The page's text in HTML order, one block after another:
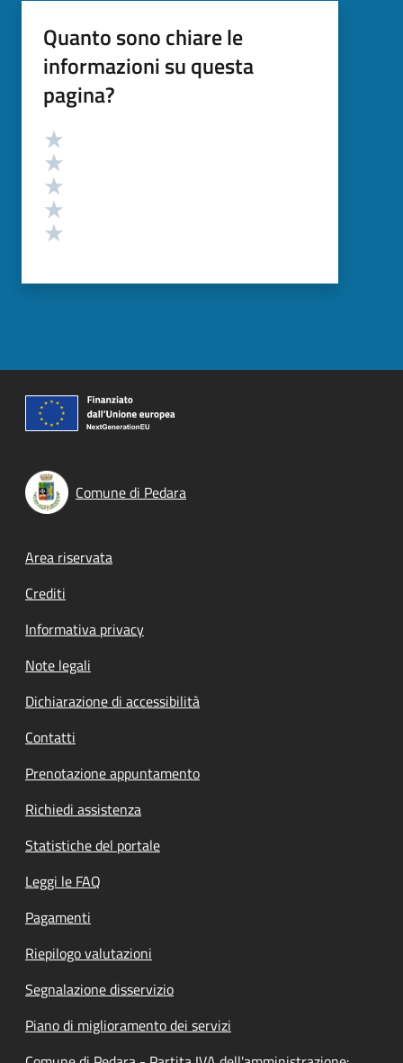
Quanto sono chiare le
informazioni su questa
pagina?
Valutazione
Comune di Pedara
Footer menu
Area riservata
Crediti
Informativa privacy
Note legali
Dichiarazione di accessibilità
Contatti
Prenotazione appuntamento
Richiedi assistenza
Statistiche del portale
Leggi le FAQ
Pagamenti
Riepilogo valutazioni
Segnalazione disservizio
Piano di miglioramento dei servizi